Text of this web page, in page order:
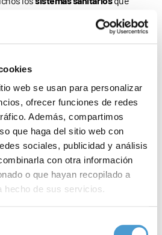
web se usan para personalizar
ofrecer funciones de redes
Además, compartimos
que haga del sitio web con
sociales, publicidad y análisis
con otra información
o que hayan recopilado a
hecho de sus servicios.
a la práctica clínica, lo que
del modelo de cuidado
el neonato es muy pequeño o está
método de la madre canguro, se
lasmadres, neonatos y familias
en torno al cual se organiza
materno-infantiles
”, concluye la
presentan, en comparación con los